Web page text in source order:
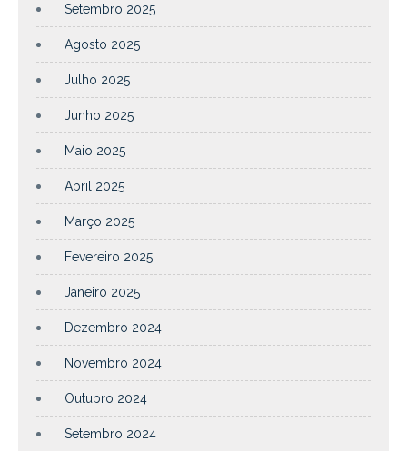
Setembro 2025
Agosto 2025
Julho 2025
Junho 2025
Maio 2025
Abril 2025
Março 2025
Fevereiro 2025
Janeiro 2025
Dezembro 2024
Novembro 2024
Outubro 2024
Setembro 2024